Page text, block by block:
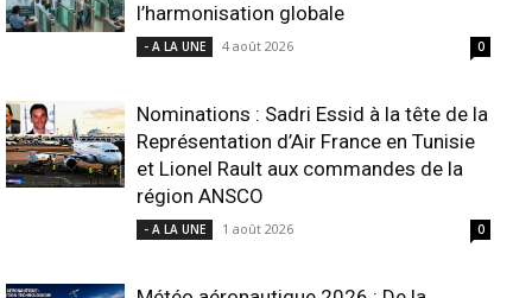
l’harmonisation globale
- A LA UNE 4 août 2026 0
Nominations : Sadri Essid à la tête de la
Représentation d’Air France en Tunisie
et Lionel Rault aux commandes de la
région ANSCO
- A LA UNE 1 août 2026 0